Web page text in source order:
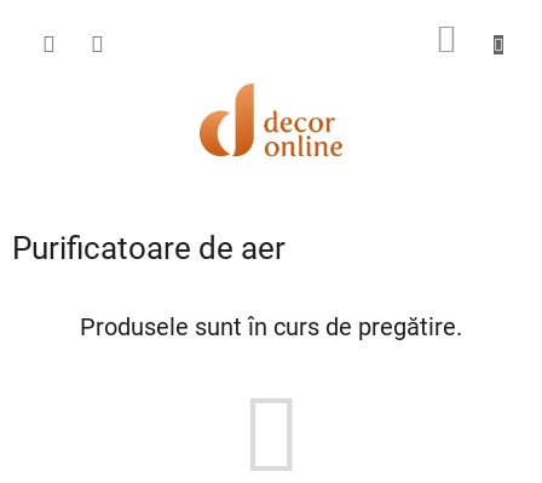
conținut
COŞ
Purificatoare de aer
Produsele sunt în curs de pregătire.